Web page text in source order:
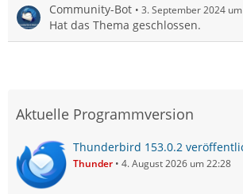
Community-Bot 3. September 2024
Hat das Thema geschlossen.
Aktuelle Programmversion
Thunderbird 153.0.2
Thunder 4. August 2026 um 22:28